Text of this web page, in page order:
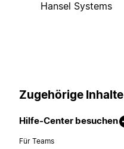
Hansel Systems
Zugehörige Inhalte
Hilfe-Center besuchen
Für Teams